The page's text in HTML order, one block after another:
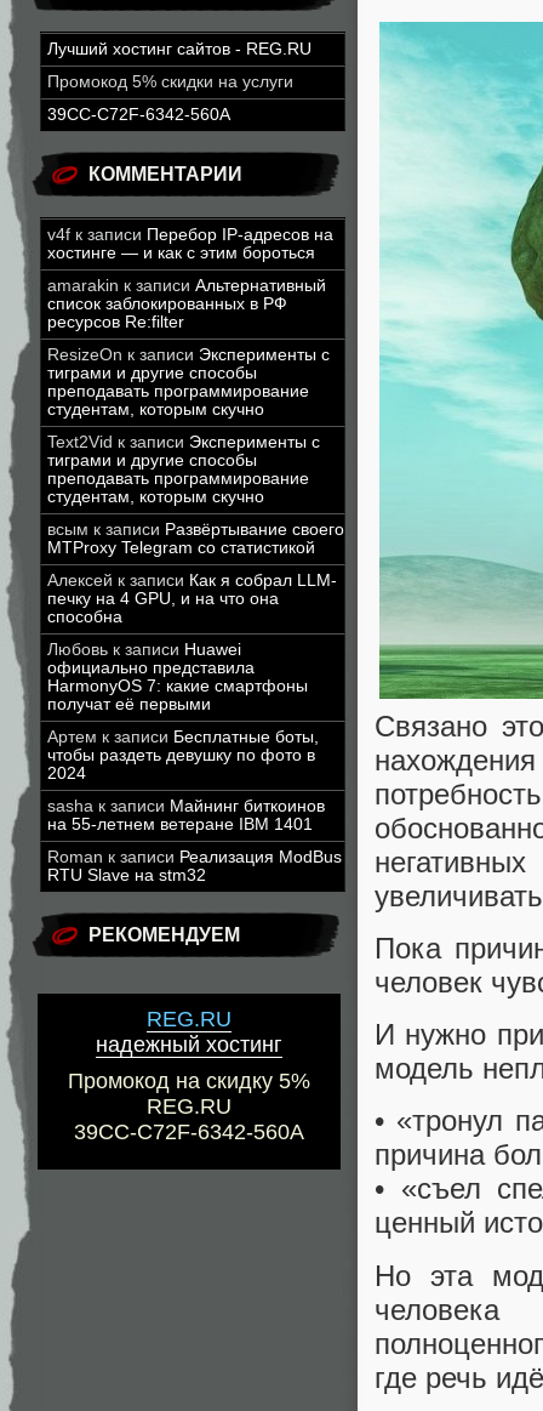
Лучший хостинг сайтов - REG.RU
Промокод 5% скидки на услуги
39CC-C72F-6342-560A
КОММЕНТАРИИ
v4f к записи Перебор IP-адресов на
хостинге — и как с этим бороться
amarakin к записи Альтернативный
список заблокированных в РФ
ресурсов Re:filter
ResizeOn к записи Эксперименты с
тиграми и другие способы
преподавать программирование
студентам, которым скучно
Text2Vid к записи Эксперименты с
тиграми и другие способы
преподавать программирование
студентам, которым скучно
всым к записи Развёртывание своего
MTProxy Telegram со статистикой
Алексей к записи Как я собрал LLM-
печку на 4 GPU, и на что она
способна
Любовь к записи Huawei
официально представила
HarmonyOS 7: какие смартфоны
получат её первыми
Артем к записи Бесплатные боты,
чтобы раздеть девушку по фото в
2024
sasha к записи Майнинг биткоинов
на 55-летнем ветеране IBM 1401
Roman к записи Реализация ModBus
RTU Slave на stm32
РЕКОМЕНДУЕМ
REG.RU
надежный хостинг
Промокод на скидку 5%
REG.RU
39CC-C72F-6342-560A
Связано
Пока
человек
И нужно
модель
• «тронул
причина
• «съел
ценный
Но эта
где речь